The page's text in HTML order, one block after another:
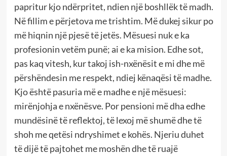
papritur kjo ndërpritet, ndien një boshllëk të madh.
Në fillim e përjetova me trishtim. Më dukej sikur po
më hiqnin një pjesë të jetës. Mësuesi nuk e ka
profesionin vetëm punë; ai e ka mision. Edhe sot,
pas kaq vitesh, kur takoj ish-nxënësit e mi dhe më
përshëndesin me respekt, ndiej kënaqësi të madhe.
Kjo është pasuria më e madhe e një mësuesi:
mirënjohja e nxënësve. Por pensioni më dha edhe
mundësinë të reflektoj, të lexoj më shumë dhe të
shoh me qetësi ndryshimet e kohës. Njeriu duhet
të dijë të pajtohet me moshën dhe të ruajë